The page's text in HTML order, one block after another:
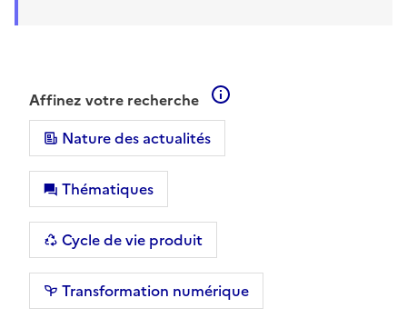
Affinez votre recherche
Nature des actualités
Thématiques
Cycle de vie produit
Transformation numérique